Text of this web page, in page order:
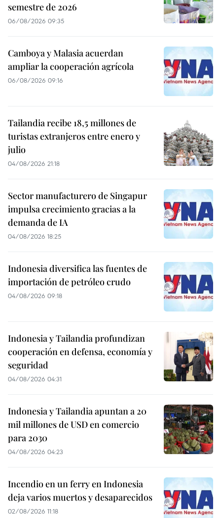
semestre de 2026
06/08/2026 09:35
Camboya y Malasia acuerdan
ampliar la cooperación agrícola
06/08/2026 09:16
Tailandia recibe 18,5 millones de
turistas extranjeros entre enero y
julio
04/08/2026 21:18
Sector manufacturero de Singapur
impulsa crecimiento gracias a la
demanda de IA
04/08/2026 18:25
Indonesia diversifica las fuentes de
importación de petróleo crudo
04/08/2026 09:18
Indonesia y Tailandia profundizan
cooperación en defensa, economía y
seguridad
04/08/2026 04:31
Indonesia y Tailandia apuntan a 20
mil millones de USD en comercio
para 2030
04/08/2026 04:23
Incendio en un ferry en Indonesia
deja varios muertos y desaparecidos
02/08/2026 11:18